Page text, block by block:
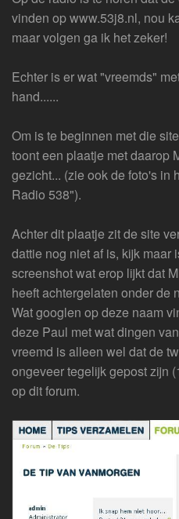
vinden op www.53j8.nl, nou
maar volgen ga ik het zeker!
Echter is er wat "vreemds"
hand......
Om is te beginnen met die
toont een plaatje met daarop
gezicht... (zie ook de foto's in
Radio 538").
Achter dit plaatje zit de site
dattie nog niet af is, kijk maar
screenshot wat erop lijkt dat
heeft achtergelaten onder de
Wat googlen op deze naam
deze Paul met wat dingen
vreemd is alleen wel dat de
ongeveer tegelijk gepost zijn
op dit forum.